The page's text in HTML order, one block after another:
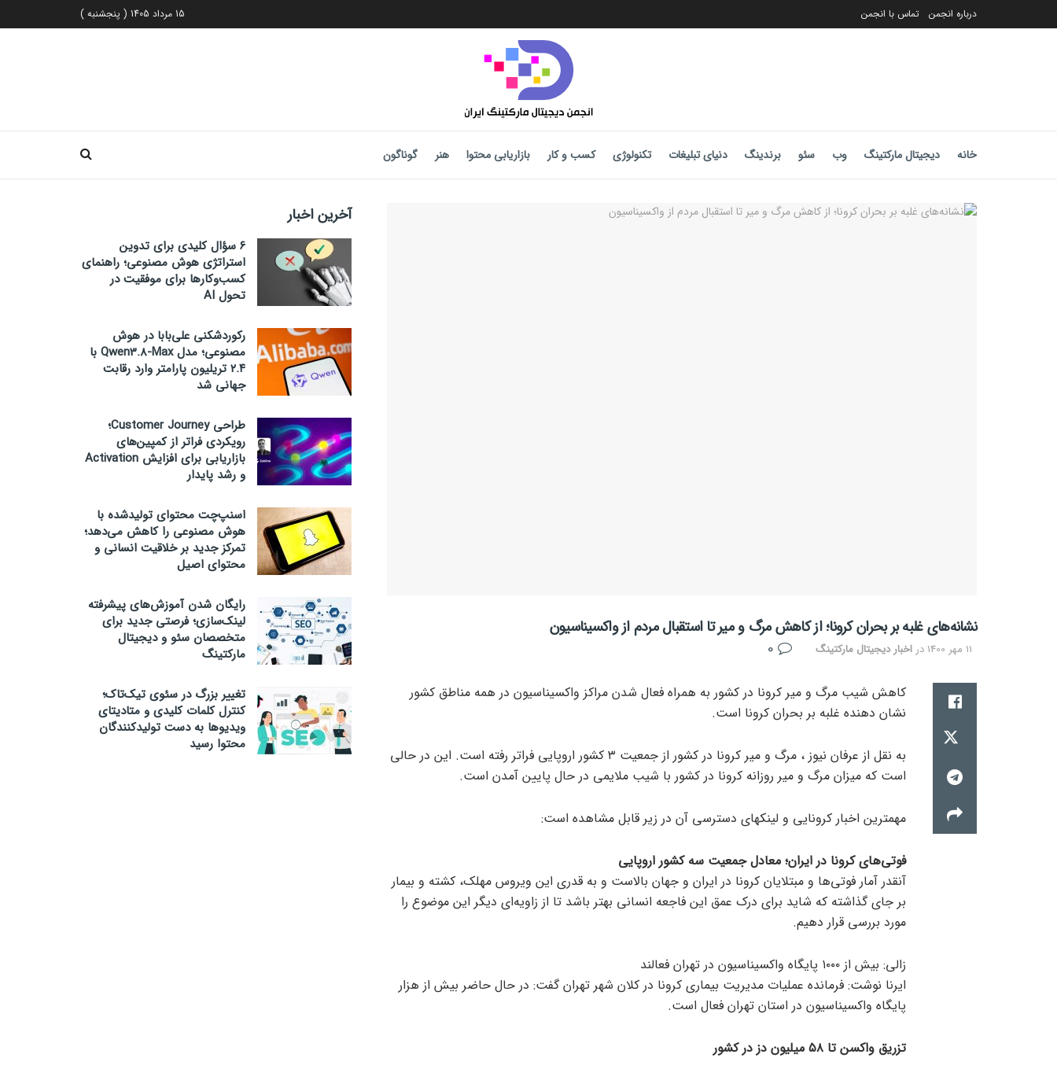
درباره انجمن تماس با انجمن 15 مرداد 1405 ( پنجشنبه )
خانه دیجیتال مارکتینگ وب سئو برندینگ دنیای تبلیغات تکنولوژی کسب و کار بازاریابی محتوا هنر گوناگون
نشانه‌های غلبه بر بحران کرونا؛ از کاهش مرگ و میر تا استقبال مردم از واکسیناسیون
11 مهر 1400 دراخبار دیجیتال مارکتینگ
کاهش شیب مرگ و میر کرونا در کشور به همراه فعال شدن مراکز واکسیناسیون در همه مناطق کشور
نشان دهنده غلبه بر بحران کرونا است.
به نقل از عرفان نیوز ، مرگ و میر کرونا در کشور از جمعیت ۳ کشور اروپایی فراتر رفته است. این در حالی
است که میزان مرگ و میر روزانه کرونا در کشور با شیب ملایمی در حال پایین آمدن است.
مهمترین اخبار کرونایی و لینکهای دسترسی آن در زیر قابل مشاهده است:
فوتی‌های کرونا در ایران؛ معادل جمعیت سه کشور اروپایی
آنقدر آمار فوتی‌ها و مبتلایان کرونا در ایران و جهان بالاست و به قدری این ویروس مهلک، کشته و بیمار
بر جای گذاشته که شاید برای درک عمق این فاجعه انسانی بهتر باشد تا از زاویه‌ای دیگر این موضوع را
مورد بررسی قرار دهیم.
زالی: بیش از ۱۰۰۰ پایگاه واکسیناسیون در تهران فعالند
ایرنا نوشت: فرمانده عملیات مدیریت بیماری کرونا در کلان شهر تهران گفت: در حال حاضر بیش از هزار
پایگاه واکسیناسیون در استان تهران فعال است.
تزریق واکسن تا ۵۸ میلیون دز در کشور
آخرین اخبار
۶ سؤال کلیدی برای تدوین
استراتژی هوش مصنوعی؛ راهنمای
کسب‌وکارها برای موفقیت در
تحول AI
رکوردشکنی علی‌بابا در هوش
مصنوعی؛ مدل Qwen3.8-Max با
۲.۴ تریلیون پارامتر وارد رقابت
جهانی شد
طراحی Customer Journey؛
رویکردی فراتر از کمپین‌های
بازاریابی برای افزایش Activation
و رشد پایدار
اسنپ‌چت محتوای تولیدشده با
هوش مصنوعی را کاهش می‌دهد؛
تمرکز جدید بر خلاقیت انسانی و
محتوای اصیل
رایگان شدن آموزش‌های پیشرفته
لینک‌سازی؛ فرصتی جدید برای
متخصصان سئو و دیجیتال
مارکتینگ
تغییر بزرگ در سئوی تیک‌تاک؛
کنترل کلمات کلیدی و متادیتای
ویدیوها به دست تولیدکنندگان
محتوا رسید